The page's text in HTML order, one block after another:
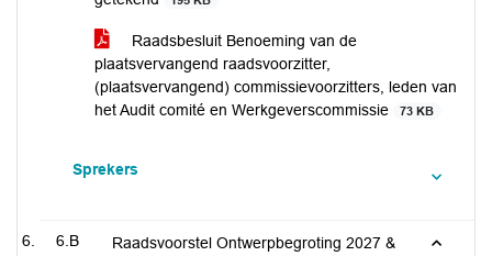
Raadsbesluit Benoeming van de
plaatsvervangend raadsvoorzitter,
(plaatsvervangend) commissievoorzitters, leden van
het Audit comité en Werkgeverscommissie
73 KB
Sprekers
6.B
Raadsvoorstel Ontwerpbegroting 2027 &